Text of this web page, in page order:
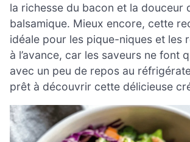
la richesse du bacon et la douceur
balsamique. Mieux encore, cette
idéale pour les pique-niques et les
à l’avance, car les saveurs ne font
avec un peu de repos au
prêt à découvrir cette délicieuse